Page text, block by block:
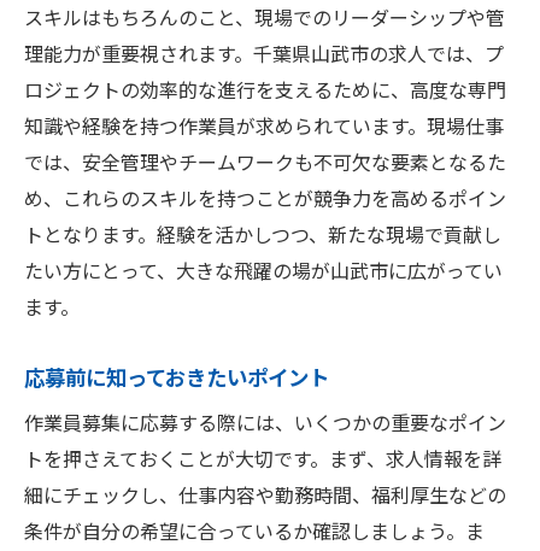
スキルはもちろんのこと、現場でのリーダーシップや管
理能力が重要視されます。千葉県山武市の求人では、プ
ロジェクトの効率的な進行を支えるために、高度な専門
知識や経験を持つ作業員が求められています。現場仕事
では、安全管理やチームワークも不可欠な要素となるた
め、これらのスキルを持つことが競争力を高めるポイン
トとなります。経験を活かしつつ、新たな現場で貢献し
たい方にとって、大きな飛躍の場が山武市に広がってい
ます。
応募前に知っておきたいポイント
作業員募集に応募する際には、いくつかの重要なポイン
トを押さえておくことが大切です。まず、求人情報を詳
細にチェックし、仕事内容や勤務時間、福利厚生などの
条件が自分の希望に合っているか確認しましょう。ま